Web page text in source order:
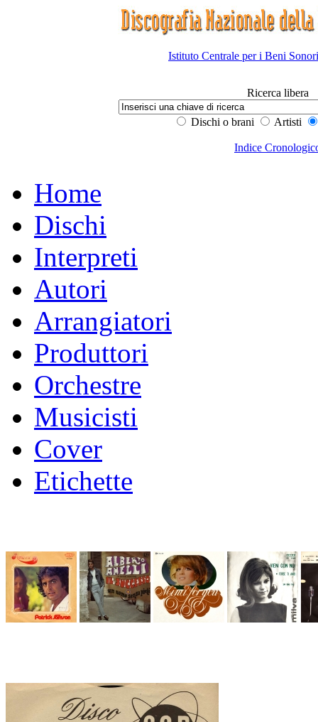
Istituto Centrale per i Beni
Ricerca libera
Dischi o brani Artisti
Indice
Home
Dischi
Interpreti
Autori
Arrangiatori
Produttori
Orchestre
Musicisti
Cover
Etichette